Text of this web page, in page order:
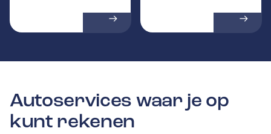
Autoservices waar je op
kunt rekenen